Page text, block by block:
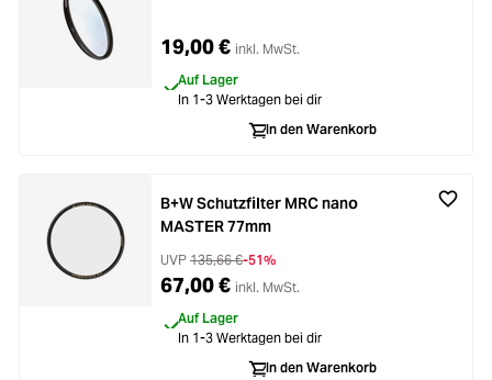
19,00 € inkl. MwSt.
Auf Lager
In 1-3 Werktagen bei dir
In den Warenkorb
B+W Schutzfilter MRC nano
MASTER 77mm
UVP 135,66 €-51%
67,00 € inkl. MwSt.
Auf Lager
In 1-3 Werktagen bei dir
In den Warenkorb